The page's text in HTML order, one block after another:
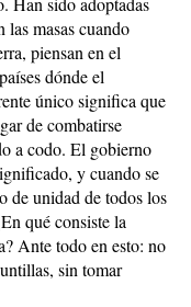
las masas cuando
piensan en el
dónde el
único significa que
de combatirse
a codo. El gobierno
y cuando se
de unidad de todos los
qué consiste la
Ante todo en esto: no
sin tomar